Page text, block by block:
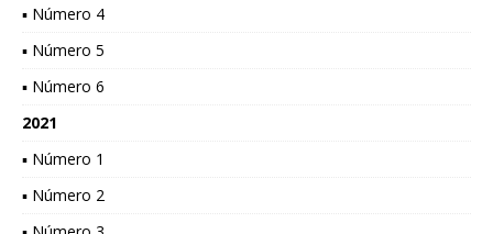
▪ Número 4
▪ Número 5
▪ Número 6
2021
▪ Número 1
▪ Número 2